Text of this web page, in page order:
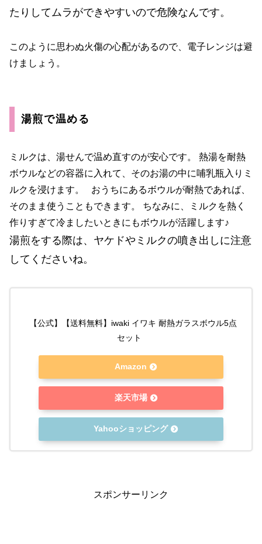
たりしてムラができやすいので危険なんです。
このように思わぬ火傷の心配があるので、電子レンジは避
けましょう。
湯煎で温める
ミルクは、湯せんで温め直すのが安心です。 熱湯を耐熱
ボウルなどの容器に入れて、そのお湯の中に哺乳瓶入りミ
ルクを浸けます。 おうちにあるボウルが耐熱であれば、
そのまま使うこともできます。 ちなみに、ミルクを熱く
作りすぎて冷ましたいときにもボウルが活躍します♪
湯煎をする際は、ヤケドやミルクの噴き出しに注意
してくださいね。
【公式】【送料無料】iwaki イワキ 耐熱ガラスボウル5点
セット
Amazon
楽天市場
Yahooショッピング
スポンサーリンク